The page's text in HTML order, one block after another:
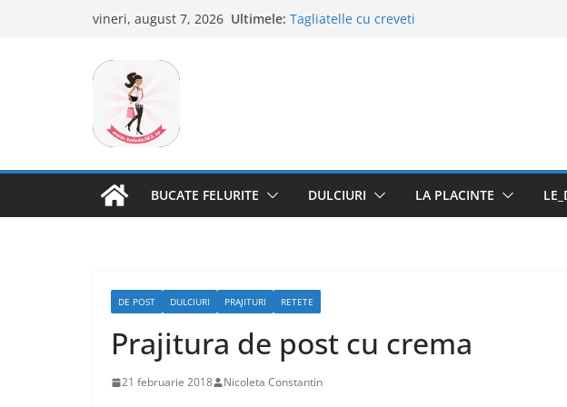
vineri, august 7, 2026 Ultimele: Tagliatelle cu creveti
BUCATE FELURITE DULCIURI LA PLACINTE
DE POST DULCIURI PRAJITURI RETETE
Prajitura de post cu crema
21 februarie 2018 Nicoleta Constantin